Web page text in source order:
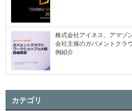
株式会社アイネス、アマゾ
会社主催のガバメントクラ
例紹介
カテゴリ